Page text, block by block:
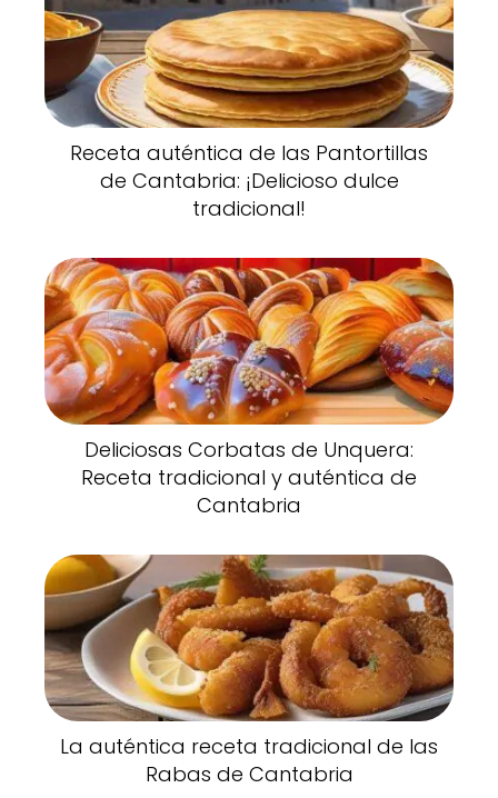
Receta auténtica de las Pantortillas
de Cantabria: ¡Delicioso dulce
tradicional!
Deliciosas Corbatas de Unquera:
Receta tradicional y auténtica de
Cantabria
La auténtica receta tradicional de las
Rabas de Cantabria